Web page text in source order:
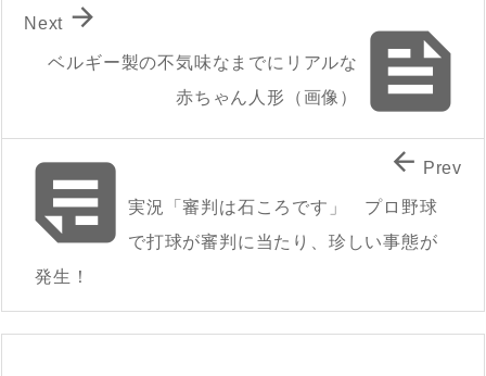

ベルギー製の不気味なまでにリアルな
赤ちゃん人形（画像）

Next
実況「審判は石ころです」 プロ野球
で打球が審判に当たり、珍しい事態が
発生！
 Prev